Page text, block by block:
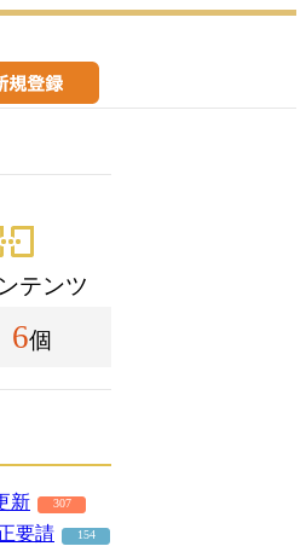
テンツ
6個
新 307
要請 154